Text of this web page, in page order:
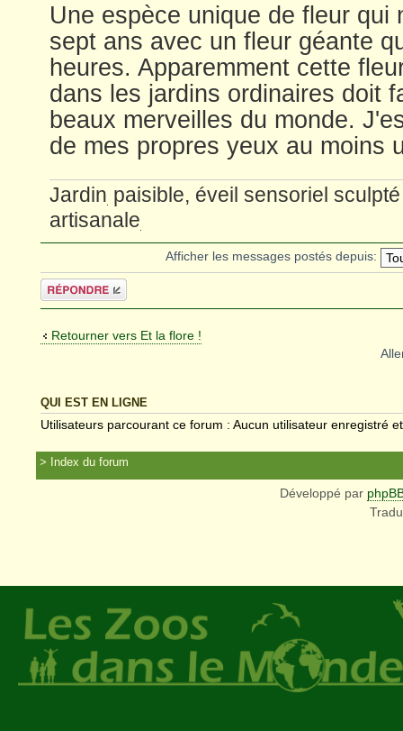
Une espèce unique de fleur qui
sept ans avec un fleur géante
heures. Apparemment cette
dans les jardins ordinaires doit
beaux merveilles du monde.
de mes propres yeux au moins
Jardin paisible, éveil sensoriel
artisanale
Afficher les messages postés depuis:
Répondre
Retourner vers Et la flore !
QUI EST EN LIGNE
Utilisateurs parcourant ce forum : Aucun utilisateur enregistré
Index du forum
Développé par